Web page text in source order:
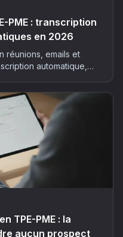
PME : transcription
en 2026
réunions, emails et
automatique,
réunions, sans faux pas
TPE-PME : la
aucun prospect